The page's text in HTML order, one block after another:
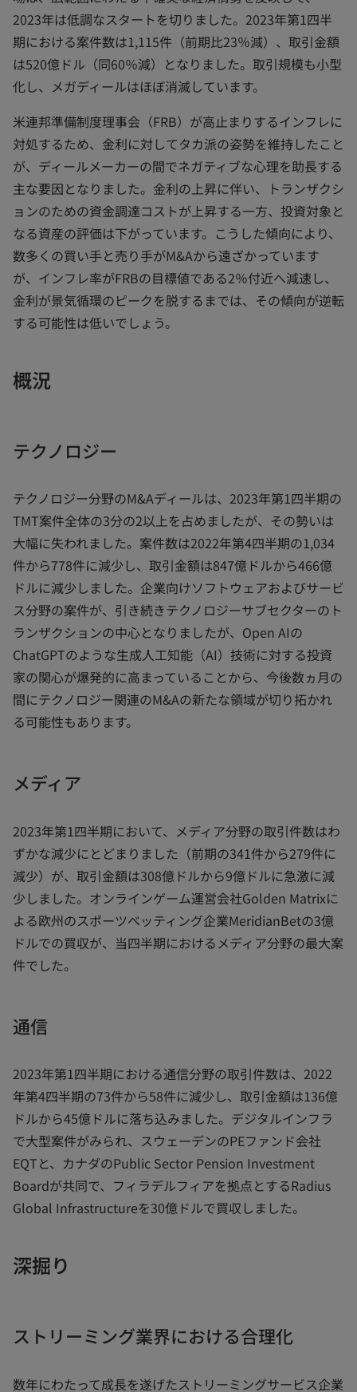
2023年は低調なスタートを切りました。2023年第1四半
期における案件数は1,115件（前期比23％減）、取引金額
は520億ドル（同60％減）となりました。取引規模も小型
化し、メガディールはほぼ消滅しています。
米連邦準備制度理事会（FRB）が高止まりするインフレに
対処するため、金利に対してタカ派の姿勢を維持したこと
が、ディールメーカーの間でネガティブな心理を助長する
主な要因となりました。金利の上昇に伴い、トランザクシ
ョンのための資金調達コストが上昇する一方、投資対象と
なる資産の評価は下がっています。こうした傾向により、
数多くの買い手と売り手がM&Aから遠ざかっています
が、インフレ率がFRBの目標値である2％付近へ減速し、
金利が景気循環のピークを脱するまでは、その傾向が逆転
する可能性は低いでしょう。
概況
テクノロジー
テクノロジー分野のM&Aディールは、2023年第1四半期の
TMT案件全体の3分の2以上を占めましたが、その勢いは
大幅に失われました。案件数は2022年第4四半期の1,034
件から778件に減少し、取引金額は847億ドルから466億
ドルに減少しました。企業向けソフトウェアおよびサービ
ス分野の案件が、引き続きテクノロジーサブセクターのト
ランザクションの中心となりましたが、Open AIの
ChatGPTのような生成人工知能（AI）技術に対する投資
家の関心が爆発的に高まっていることから、今後数ヵ月の
間にテクノロジー関連のM&Aの新たな領域が切り拓かれ
る可能性もあります。
メディア
2023年第1四半期において、メディア分野の取引件数はわ
ずかな減少にとどまりました（前期の341件から279件に
減少）が、取引金額は308億ドルから9億ドルに急激に減
少しました。オンラインゲーム運営会社Golden Matrixに
よる欧州のスポーツベッティング企業MeridianBetの3億
ドルでの買収が、当四半期におけるメディア分野の最大案
件でした。
通信
2023年第1四半期における通信分野の取引件数は、2022
年第4四半期の73件から58件に減少し、取引金額は136億
ドルから45億ドルに落ち込みました。デジタルインフラ
で大型案件がみられ、スウェーデンのPEファンド会社
EQTと、カナダのPublic Sector Pension Investment
Boardが共同で、フィラデルフィアを拠点とするRadius
Global Infrastructureを30億ドルで買収しました。
深掘り
ストリーミング業界における合理化
数年にわたって成長を遂げたストリーミングサービス企業